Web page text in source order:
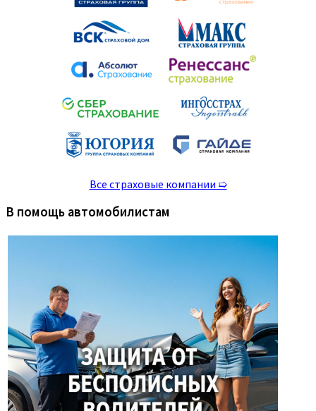
Все страховые компании ➯
В помощь автомобилистам